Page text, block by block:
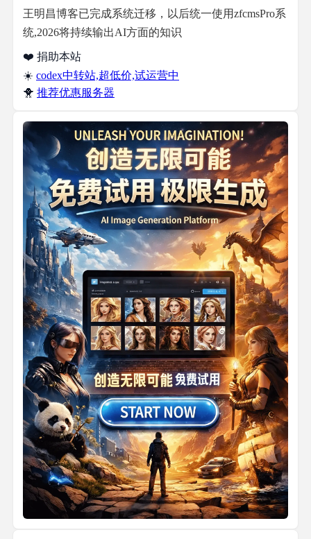
王明昌博客已完成系统迁移，以后统一使用zfcmsPro系
统,2026将持续输出AI方面的知识
❤️ 捐助本站
☀️ codex中转站,超低价,试运营中
🐥 推荐优惠服务器